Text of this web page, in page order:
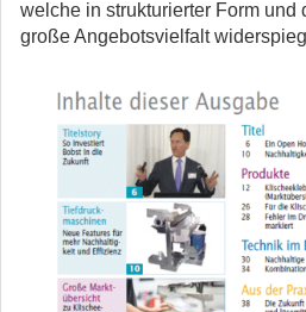
welche in strukturierter Form und
große Angebotsvielfalt